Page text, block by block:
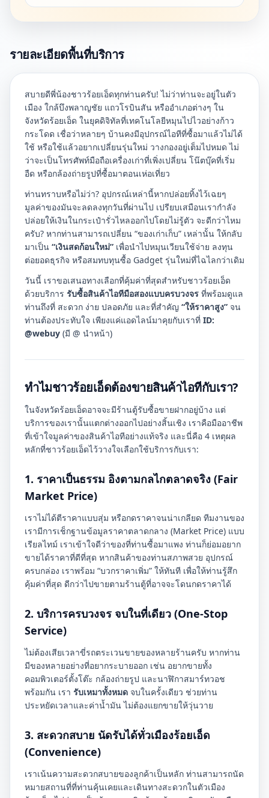
รายละเอียดพื้นที่บริการ
สบายดีพี่น้องชาวร้อยเอ็ดทุกท่านครับ! ไม่ว่าท่านจะอยู่ในตัว
เมือง ใกล้บึงพลาญชัย แถวโรบินสัน หรืออำเภอต่างๆ ใน
จังหวัดร้อยเอ็ด ในยุคดิจิทัลที่เทคโนโลยีหมุนไปไวอย่างก้าว
กระโดด เชื่อว่าหลายๆ บ้านคงมีอุปกรณ์ไอทีที่ซื้อมาแล้วไม่ได้
ใช้ หรือใช้แล้วอยากเปลี่ยนรุ่นใหม่ วางกองอยู่เต็มไปหมด ไม่
ว่าจะเป็นโทรศัพท์มือถือเครื่องเก่าที่เพิ่งเปลี่ยน โน๊ตบุ๊คที่เริ่ม
อืด หรือกล้องถ่ายรูปที่ซื้อมาตอนเห่อเที่ยว
ท่านทราบหรือไม่ว่า? อุปกรณ์เหล่านี้หากปล่อยทิ้งไว้เฉยๆ
มูลค่าของมันจะลดลงทุกวันที่ผ่านไป เปรียบเสมือนเรากำลัง
ปล่อยให้เงินในกระเป๋ารั่วไหลออกไปโดยไม่รู้ตัว จะดีกว่าไหม
ครับ? หากท่านสามารถเปลี่ยน “ของเก่าเก็บ” เหล่านั้น ให้กลับ
มาเป็น “เงินสดก้อนใหม่” เพื่อนำไปหมุนเวียนใช้จ่าย ลงทุน
ต่อยอดธุรกิจ หรือสมทบทุนซื้อ Gadget รุ่นใหม่ที่ไฉไลกว่าเดิม
วันนี้ เราขอเสนอทางเลือกที่คุ้มค่าที่สุดสำหรับชาวร้อยเอ็ด
ด้วยบริการ รับซื้อสินค้าไอทีมือสองแบบครบวงจร ที่พร้อมดูแล
ท่านถึงที่ สะดวก ง่าย ปลอดภัย และที่สำคัญ “ให้ราคาสูง” จน
ท่านต้องประทับใจ เพียงแค่แอดไลน์มาคุยกับเราที่ ID:
@webuy (มี @ นำหน้า)
ทำไมชาวร้อยเอ็ดต้องขายสินค้าไอทีกับเรา?
ในจังหวัดร้อยเอ็ดอาจจะมีร้านตู้รับซื้อขายฝากอยู่บ้าง แต่
บริการของเรานั้นแตกต่างออกไปอย่างสิ้นเชิง เราคือมืออาชีพ
ที่เข้าใจมูลค่าของสินค้าไอทีอย่างแท้จริง และนี่คือ 4 เหตุผล
หลักที่ชาวร้อยเอ็ดไว้วางใจเลือกใช้บริการกับเรา:
1. ราคาเป็นธรรม อิงตามกลไกตลาดจริง (Fair
Market Price)
เราไม่ได้ตีราคาแบบสุ่ม หรือกดราคาจนน่าเกลียด ทีมงานของ
เรามีการเช็กฐานข้อมูลราคาตลาดกลาง (Market Price) แบบ
เรียลไทม์ เราเข้าใจดีว่าของที่ท่านซื้อมาแพง ท่านก็ย่อมอยาก
ขายได้ราคาที่ดีที่สุด หากสินค้าของท่านสภาพสวย อุปกรณ์
ครบกล่อง เราพร้อม “บวกราคาเพิ่ม” ให้ทันที เพื่อให้ท่านรู้สึก
คุ้มค่าที่สุด ดีกว่าไปขายตามร้านตู้ที่อาจจะโดนกดราคาได้
2. บริการครบวงจร จบในที่เดียว (One-Stop
Service)
ไม่ต้องเสียเวลาขี่รถตระเวนขายของหลายร้านครับ หากท่าน
มีของหลายอย่างที่อยากระบายออก เช่น อยากขายทั้ง
คอมพิวเตอร์ตั้งโต๊ะ กล้องถ่ายรูป และนาฬิกาสมาร์ทวอช
พร้อมกัน เรา รับเหมาทั้งหมด จบในครั้งเดียว ช่วยท่าน
ประหยัดเวลาและค่าน้ำมัน ไม่ต้องแยกขายให้วุ่นวาย
3. สะดวกสบาย นัดรับได้ทั่วเมืองร้อยเอ็ด
(Convenience)
เราเน้นความสะดวกสบายของลูกค้าเป็นหลัก ท่านสามารถนัด
หมายสถานที่ที่ท่านคุ้นเคยและเดินทางสะดวกในตัวเมือง